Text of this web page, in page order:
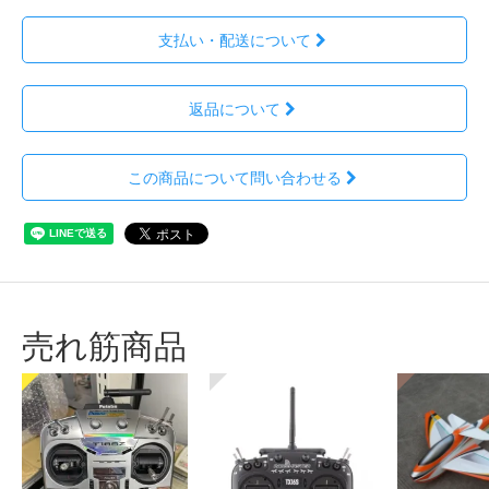
支払い・配送について
返品について
この商品について問い合わせる
売れ筋商品